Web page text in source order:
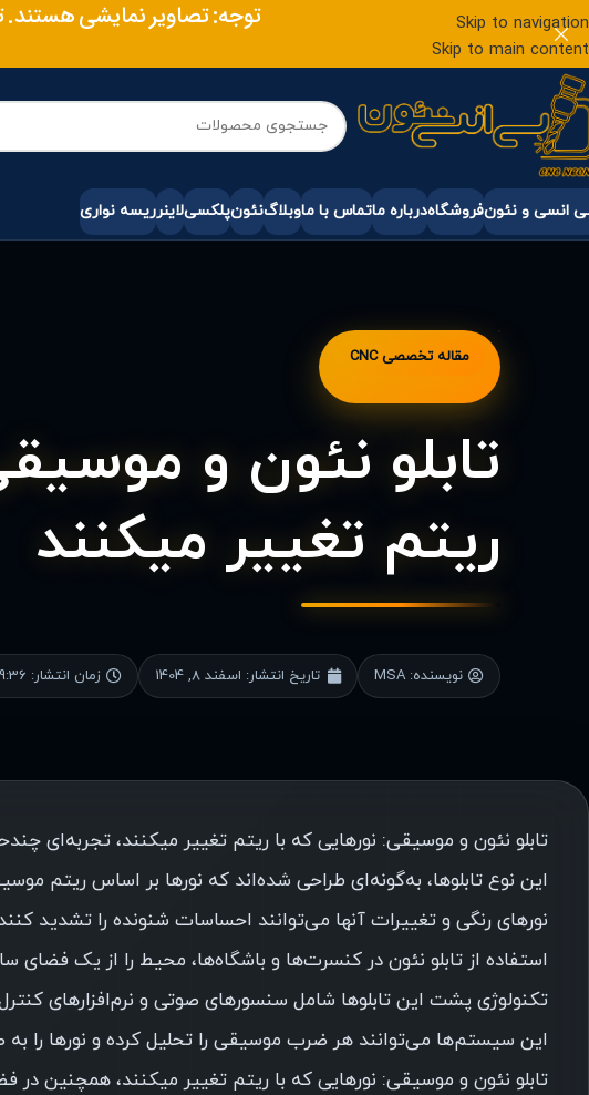
Skip to navigation
Skip to main content
توجه: تصاویر نمایشی هستند.
انسی و نئونفروشگاهدرباره ماتماس با ماوبلاگنئونپلکسیلاینرریسه نواری
مقاله تخصصی CNC
تابلو نئون و
ریتم تغییر میکنند
نویسنده: تاریخ انتشار: اسفند 8, 1404 زمان انتشار: 9:36 ب.ظ
تابلو نئون و موسیقی: نورهایی که با ریتم تغییر میکنند، تجربه‌ای
این نوع تابلوها، به‌گونه‌ای طراحی شده‌اند که نورها بر اساس ریتم
نورهای رنگی و تغییرات آنها می‌توانند احساسات شنونده را تشدید
استفاده از تابلو نئون در کنسرت‌ها و باشگاه‌ها، محیط را از یک
تکنولوژی پشت این تابلوها شامل سنسورهای صوتی و نرم‌افزارهای
این سیستم‌ها می‌توانند هر ضرب موسیقی را تحلیل کرده و نورها را
تابلو نئون و موسیقی: نورهایی که با ریتم تغییر میکنند، همچنین